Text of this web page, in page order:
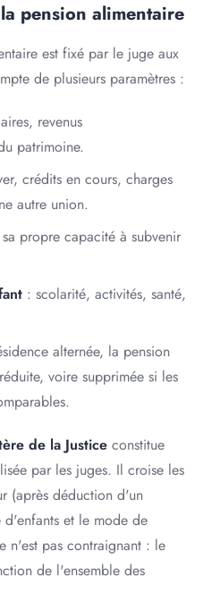
pension alimentaire
est fixé par le juge aux
de plusieurs paramètres :
revenus
patrimoine.
crédits en cours, charges
autre union.
propre capacité à subvenir
: scolarité, activités, santé,
alternée, la pension
voire supprimée si les
de la Justice constitue
par les juges. Il croise les
(après déduction d'un
et le mode de
n'est pas contraignant : le
de l'ensemble des